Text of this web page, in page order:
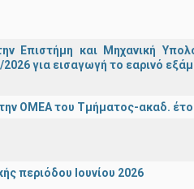
Επιστήμη και Μηχανική
για εισαγωγή το εαρινό
ΟΜΕΑ του Τμήματος-ακαδ.
περιόδου Ιουνίου 2026